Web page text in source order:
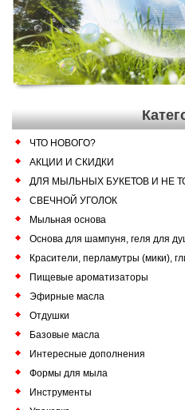
ЧТО НОВОГО?
АКЦИИ И СКИДКИ
ДЛЯ МЫЛЬНЫХ БУКЕТОВ И НЕ
СВЕЧНОЙ УГОЛОК
Мыльная основа
Основа для шампуня, геля для
Красители, перламутры (мики),
Пищевые ароматизаторы
Эфирные масла
Отдушки
Базовые масла
Интересные дополнения
Формы для мыла
Инструменты